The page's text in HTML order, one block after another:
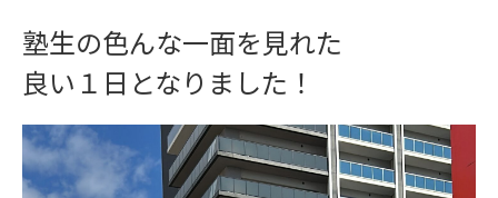
塾生の色んな一面を見れた
良い１日となりました！